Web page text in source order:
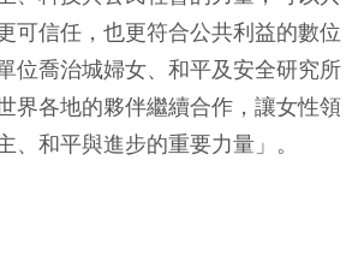
可信任，也更符合公共利益的數位
位喬治城婦女、和平及安全研究所
界各地的夥伴繼續合作，讓女性領
、和平與進步的重要力量」。